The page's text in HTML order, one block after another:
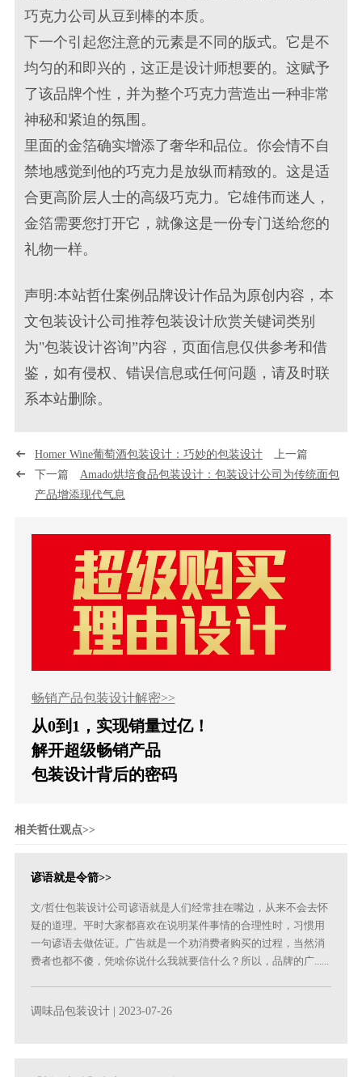
巧克力公司从豆到棒的本质。
下一个引起您注意的元素是不同的版式。它是不
均匀的和即兴的，这正是设计师想要的。这赋予
了该品牌个性，并为整个巧克力营造出一种非常
神秘和紧迫的氛围。
里面的金箔确实增添了奢华和品位。你会情不自
禁地感觉到他的巧克力是放纵而精致的。这是适
合更高阶层人士的高级巧克力。它雄伟而迷人，
金箔需要您打开它，就像这是一份专门送给您的
礼物一样。
声明:本站哲仕案例品牌设计作品为原创内容，本
文包装设计公司推荐包装设计欣赏关键词类别
为"包装设计咨询”内容，页面信息仅供参考和借
鉴，如有侵权、错误信息或任何问题，请及时联
系本站删除。
Homer Wine葡萄酒包装设计：巧妙的包装设计上一篇
下一篇 Amado烘培食品包装设计：包装设计公司为传统面包
产品增添现代气息
畅销产品包装设计解密>>
从0到1，实现销量过亿！
解开超级畅销产品
包装设计背后的密码
相关哲仕观点>>
谚语就是令箭>>
文/哲仕包装设计公司谚语就是人们经常挂在嘴边，从来不会去怀
疑的道理。平时大家都喜欢在说明某件事情的合理性时，习惯用
一句谚语去做佐证。广告就是一个劝消费者购买的过程，当然消
费者也都不傻，凭啥你说什么我就要信什么？所以，品牌的广......
调味品包装设计 | 2023-07-26